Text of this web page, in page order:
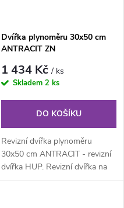
Dvířka plynoměru 30x50 cm
ANTRACIT ZN
1 434 Kč/ ks
Skladem 2 ks
DO KOŠÍKU
Revizní dvířka plynoměru
30x50 cm ANTRACIT - revizní
dvířka HUP. Revizní dvířka na
plyn z pozinkovaného